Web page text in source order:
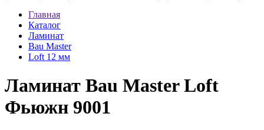
Главная
Каталог
Ламинат
Bau Master
Loft 12 мм
Ламинат Bau Master Loft
Фьюжн 9001